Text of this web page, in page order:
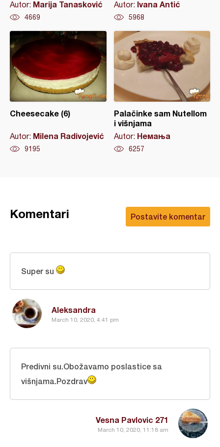
Autor: Marija Tanasković
4669
Autor: Ivana Antić
5968
Cheesecake (6)
Autor: Milena Radivojević
9195
Palačinke sam Nutellom
i višnjama
Autor: Немања
6257
Postavite komentar
Komentari
Aleksandra
March 10, 2020, 4:41 pm
Super su
Vesna Pavlovic 271
March 10, 2020, 11:18 am
Predivni su.Obožavamo poslastice sa
višnjama.Pozdrav